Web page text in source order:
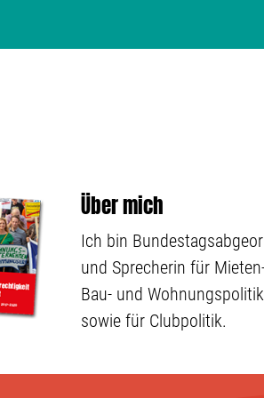
Über mich
Ich bin
und Sprecherin für
Bau- und Wohnungspolitik
sowie für Clubpolitik.